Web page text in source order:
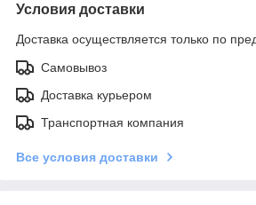
Условия доставки
Доставка осуществляется только по
Самовывоз
Доставка курьером
Транспортная компания
Все условия доставки